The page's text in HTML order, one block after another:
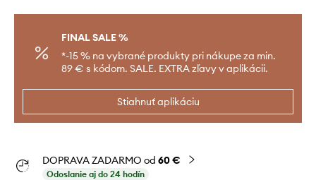
FINAL SALE %
*-15 % na vybrané produkty pri nákupe za min.
89 € s kódom. SALE. EXTRA zľavy v aplikácii.
Stiahnuť aplikáciu
DOPRAVA ZADARMO od 60 €
Odoslanie aj do 24 hodín